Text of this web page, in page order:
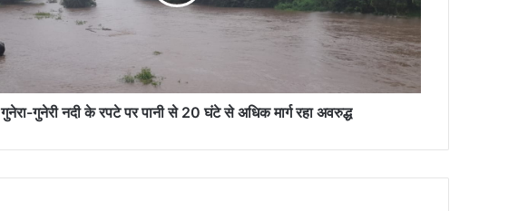
गुनेरा-गुनेरी नदी के रपटे पर पानी से 20 घंटे से अधिक मार्ग रहा अवरुद्ध